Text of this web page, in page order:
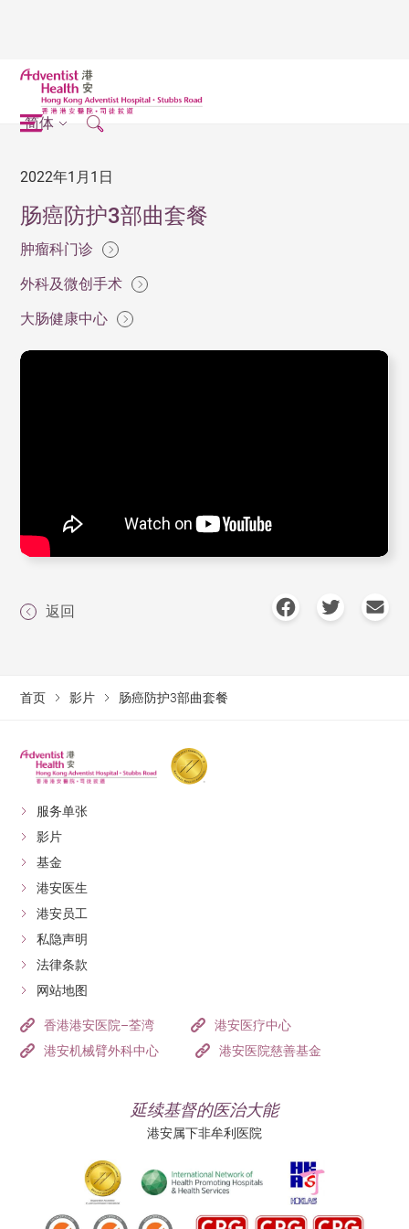
简体
2022年1月1日
肠癌防护3部曲套餐
肿瘤科门诊
外科及微创手术
大肠健康中心
返回
首页 影片 肠癌防护3部曲套餐
服务单张
影片
基金
港安医生
港安员工
私隐声明
法律条款
网站地图
香港港安医院–荃湾
港安医疗中心
港安机械臂外科中心
港安医院慈善基金
延续基督的医治大能
港安属下非牟利医院